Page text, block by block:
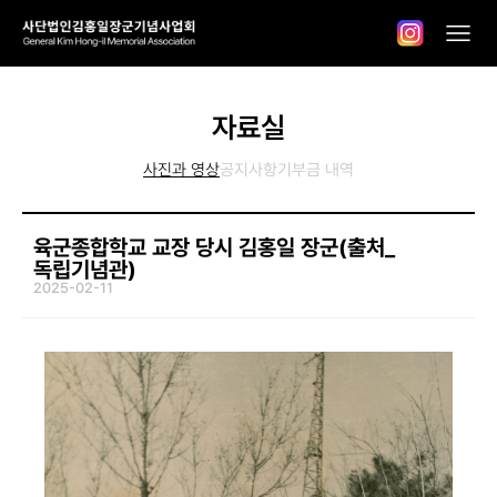
자료실
사진과 영상공지사항기부금 내역
육군종합학교 교장 당시 김홍일 장군(출처_
독립기념관)
2025-02-11